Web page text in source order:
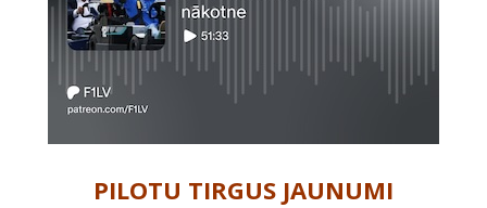
PILOTU TIRGUS JAUNUMI